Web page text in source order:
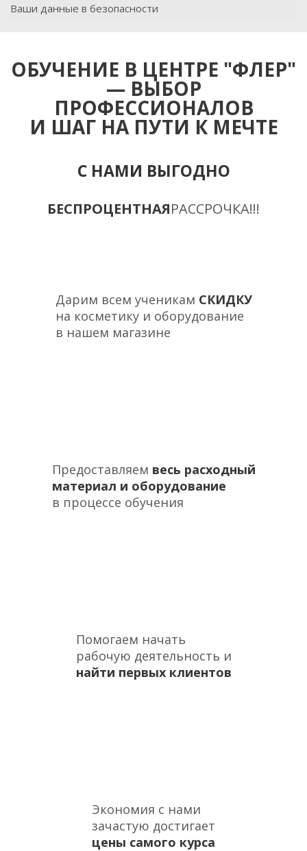
Ваши данные в безопасности
ОБУЧЕНИЕ В ЦЕНТРЕ "ФЛЕР"
— ВЫБОР
ПРОФЕССИОНАЛОВ
И ШАГ НА ПУТИ К МЕЧТЕ
С НАМИ ВЫГОДНО
БЕСПРОЦЕНТНАЯРАССРОЧКА!!!
Дарим всем ученикам СКИДКУ
на косметику и оборудование
в нашем магазине
Предоставляем весь расходный
материал и оборудование
в процессе обучения
Помогаем начать
рабочую деятельность и
найти первых клиентов
Экономия с нами
зачастую достигает
цены самого курса